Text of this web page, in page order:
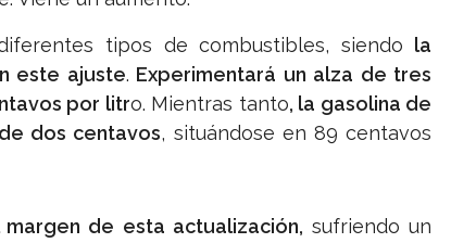
tipos de combustibles, siendo la
este ajuste. Experimentará un alza de tres
por litro. Mientras tanto, la gasolina de
dos centavos, situándose en 89 centavos
de esta actualización, sufriendo un